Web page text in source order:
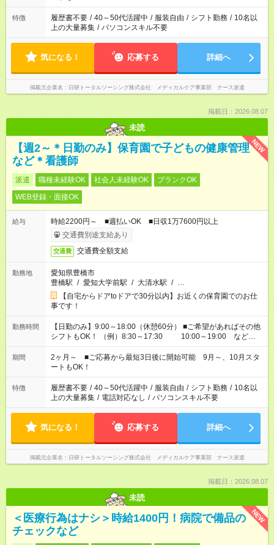
のお仕事の勤務時間。 合計で週40時間を超える場合は応募でき
ません
特徴 履歴書不要 / 40～50代活躍中 / 服装自由 / シフト勤務 / 10名以
上の大量募集 / パソコンスキル不要
気になる！ 応募する 詳細へ
掲載元企業名 日研トータルソーシング株式会社 メディカルケア事業部 ナース派遣
掲載日：2026.08.07
未読
NEW
【週2～＊日勤のみ】保育園で子どもの健康管理
など＊看護師
派遣 職種未経験OK 社会人未経験OK
ブランクOK
WEB登録・面接OK
給与
時給2200円～ ■週払いOK ■日収1万7600円以上
交通費別途支給あり
交通費 交通費全額支給
勤務地
愛知県豊橋市
豊橋駅 / 愛知大学前駅 / 大清水駅 / …
【自宅からドアtoドアで30分以内】お近くの保育園でのお仕
事です！
勤務時間
【日勤のみ】9:00～18:00（休憩60分） ■ご希望があればその他
シフトもOK！ （例）8:30～17:30 10:00～19:00 など
「家族とお休みを合わせたい」 「余裕を持って夕飯の準備がし
たい」 「できれば残業はしたくない」 など、ご希望があれば教
えてくださいね。 ※Wワーク希望の方へ 今ご覧のお仕事で希望
する勤務時間と、もう1つのお仕事の勤務時間。 合計で週40時
間を超える場合は応募できません
期間
2ヶ月～ ■ご応募から最短3日後に開始可能 9月～、10月スタ
ートもOK！
特徴 履歴書不要 / 40～50代活躍中 / 服装自由 / シフト勤務 / 10名以
上の大量募集 / 電話対応なし / パソコンスキル不要
気になる！ 応募する 詳細へ
掲載元企業名 日研トータルソーシング株式会社 メディカルケア事業部 ナース派遣
掲載日：2026.08.07
未読
NEW
＜医療行為はナシ＞時給1400円！病院で備品の
チェックなど